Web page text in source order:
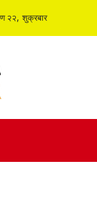
२२, शुक्रबार